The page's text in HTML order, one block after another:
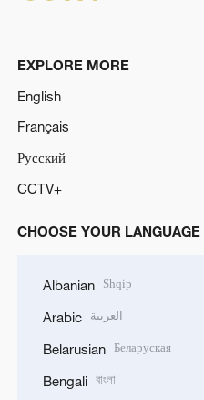
EXPLORE MORE
English
Français
Русский
CCTV+
CHOOSE YOUR LANGUAGE
Albanian Shqip
Arabic العربية
Belarusian Беларуская
Bengali বাংলা